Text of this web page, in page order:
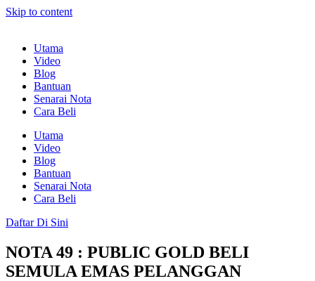
Skip to content
Utama
Video
Blog
Bantuan
Senarai Nota
Cara Beli
Utama
Video
Blog
Bantuan
Senarai Nota
Cara Beli
Daftar Di Sini
NOTA 49 : PUBLIC GOLD BELI
SEMULA EMAS PELANGGAN